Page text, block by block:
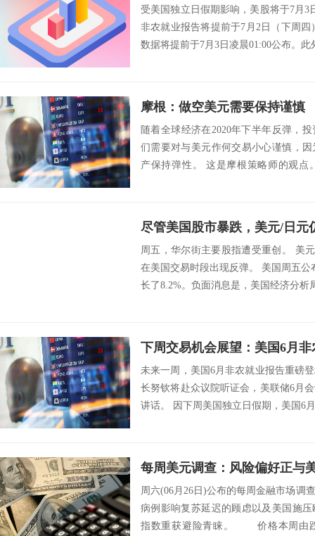
受美国独立日假期影响，美股将于7月3
非农就业报告将提前于7月2日（下周四
数据将提前于7月3日凌晨01:00公布。
摩根：做空美元需要保持谨慎
随着全球经济在2020年下半年反弹，
们需要对与美元作何交易小心谨慎，
产保持弹性。 这是摩根策略师的观点
尽管美国股市暴跌，美元/日元
周五，华尔街主要股指遭受重创。 美
在美国交易时段出现反弹。 美国周五
长了8.2%。负面消息是，美国经济分析
下周交易机会展望：美国6月
未来一周，美国6月非农就业报告重磅
长努钦将赴众议院听证会，美联储6月
讲话。 因下周美国独立日假期，美国6
周六(06月26日)公布的每周金融市场调
病例影响复苏延迟的顾虑以及美国施
指数重获避险青睐。 价格本周由跌